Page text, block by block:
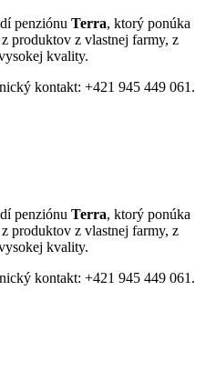
penziónu Terra, ktorý ponúka
produktov z vlastnej farmy, z
kvality.
kontakt: +421 945 449 061.
penziónu Terra, ktorý ponúka
produktov z vlastnej farmy, z
kvality.
kontakt: +421 945 449 061.